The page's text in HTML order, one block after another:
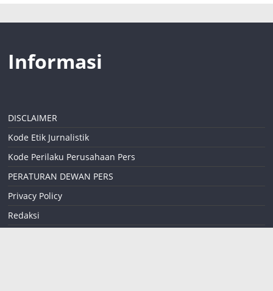
Informasi
DISCLAIMER
Kode Etik Jurnalistik
Kode Perilaku Perusahaan Pers
PERATURAN DEWAN PERS
Privacy Policy
Redaksi